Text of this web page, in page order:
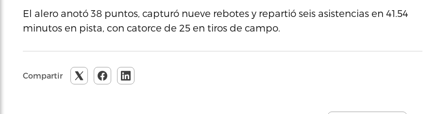
El alero anotó 38 puntos, capturó nueve rebotes y repartió seis asistencias en 41.54
minutos en pista, con catorce de 25 en tiros de campo.
Compartir